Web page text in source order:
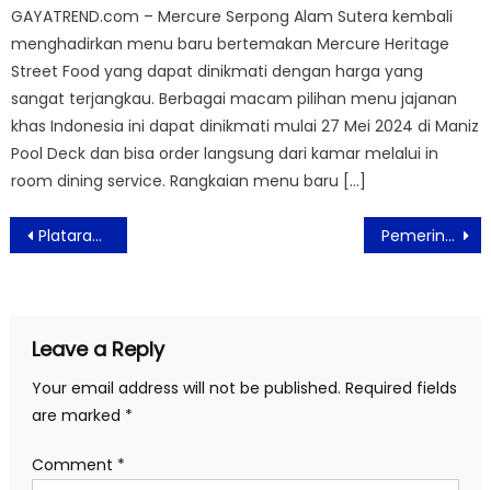
GAYATREND.com – Mercure Serpong Alam Sutera kembali
menghadirkan menu baru bertemakan Mercure Heritage
Street Food yang dapat dinikmati dengan harga yang
sangat terjangkau. Berbagai macam pilihan menu jajanan
khas Indonesia ini dapat dinikmati mulai 27 Mei 2024 di Maniz
Pool Deck dan bisa order langsung dari kamar melalui in
room dining service. Rangkaian menu baru […]
Post
navigation
Plataran Menjangan Bali Dinobatkan Sebagai Destinasi Pariwisata dengan Resort Terbaik di Dunia Pemerintah Longgarkan Aturan, Pelaku Perjalanan Tak Perlu Tes PCR
Leave a Reply
Your email address will not be published. Required fields
are marked *
Comment *